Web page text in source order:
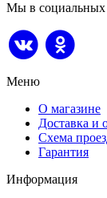
Мы в социальных
Меню
О магазине
Доставка и
Схема
Гарантия
Информация